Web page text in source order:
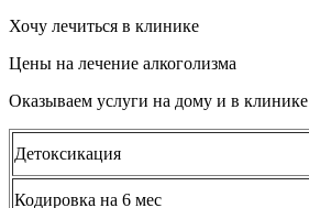
Хочу лечиться в клинике
Цены на лечение алкоголизма
Оказываем услуги на дому и в клинике
Детоксикация
Кодировка на 6 мес